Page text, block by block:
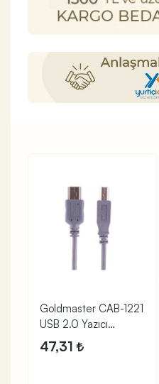
Goldmaster CAB-1221
USB 2.0 Yazıcı
Kablosu 1.8m
47,31